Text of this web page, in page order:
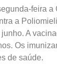
feira a
a
A
Os
de saúde.